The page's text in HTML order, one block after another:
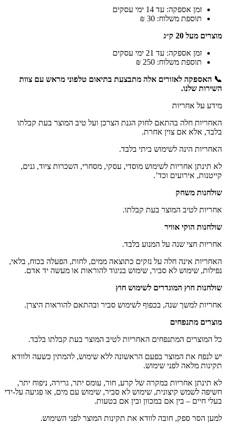
זמן אספקה: עד 14 ימי עסקים
תוספת משלוח: 30 ₪
מוצרים מעל 20 ק״ג
זמן אספקה: עד 21 ימי עסקים
תוספת משלוח: 250 ₪
📞 האספקה לאזורים אלה מתבצעת בתיאום טלפוני מראש עם צוות
השירות שלנו.
מידע על אחריות
האחריות חלה בהתאם לחוק הגנת הצרכן ועל טיב המוצר בעת קבלתו
בלבד, אלא אם צוין אחרת.
האחריות הינה לשימוש ביתי בלבד.
לא תינתן אחריות לשימוש מוסדי, עסקי, מסחרי, השכרות ציוד, גנים,
קייטנות, אירועים וכד’.
שולחנות משחק
אחריות לטיב המוצר בעת קבלתו.
שולחנות הוקי אוויר
אחריות חצי שנה על המנוע בלבד.
האחריות אינה חלה על נזקים כתוצאה ממים, לחות, הפעלה בכוח, בלאי,
נפילות, שימוש לא סביר, שימוש בניגוד להוראות או מעשה יד אדם.
שולחנות חוץ המוגדרים לשימוש חוץ
אחריות למשך שנה, בכפוף לשימוש סביר ובהתאם להוראות היצרן.
מוצרים מתנפחים
כל המוצרים המתנפחים האחריות לטיב המוצר בעת קבלתו בלבד.
יש לנפח את המוצר בפעם הראשונה ללא שימוש, להמתין כשעה ולוודא
תקינות מלאה לפני שימוש.
לא תינתן אחריות במקרה של קרע, חור, עומס יתר, גרירה, ניפוח יתר,
חשיפה לשמש קיצונית, שימוש לא סביר, שימוש עם מים, או פגיעה על-ידי
בעלי חיים – בין אם במכוון ובין אם בטעות.
למען הסר ספק, חובה לוודא את תקינות המוצר לפני השימוש.